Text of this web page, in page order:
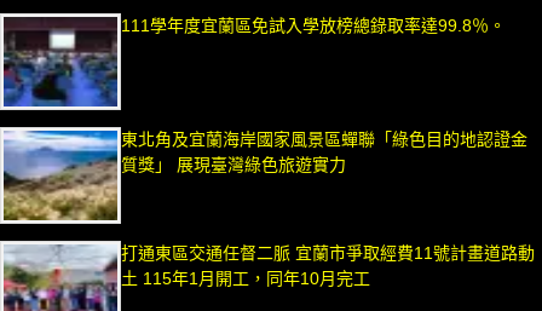
111學年度宜蘭區免試入學放榜總錄取率達99.8％。
東北角及宜蘭海岸國家風景區蟬聯「綠色目的地認證金
質獎」 展現臺灣綠色旅遊實力
打通東區交通任督二脈 宜蘭市爭取經費11號計畫道路動
土 115年1月開工，同年10月完工